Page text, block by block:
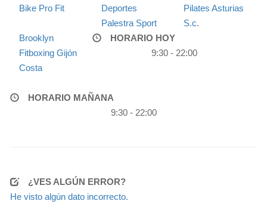
Bike Pro Fit
Deportes
Palestra Sport
Pilates Asturias
S.c.
Brooklyn
Fitboxing Gijón
Costa
HORARIO HOY
9:30 - 22:00
HORARIO MAÑANA
9:30 - 22:00
¿VES ALGÚN ERROR?
He visto algún dato incorrecto.